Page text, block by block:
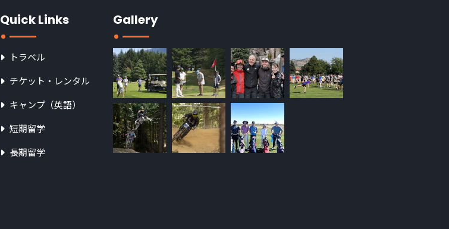
Quick Links
トラベル
チケット・レンタル
キャンプ（英語）
短期留学
長期留学
Gallery